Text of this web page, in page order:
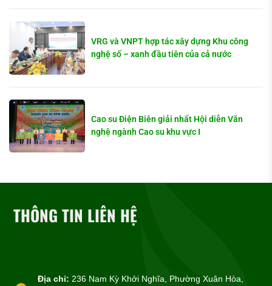
VRG và VNPT hợp tác xây dựng Khu công
nghệ số – xanh đầu tiên của cả nước
Cao su Điện Biên giải nhất Hội diễn Văn
nghệ ngành Cao su khu vực I
THÔNG TIN LIÊN HỆ
Địa chỉ: 236 Nam Kỳ Khởi Nghĩa, Phường Xuân Hòa,